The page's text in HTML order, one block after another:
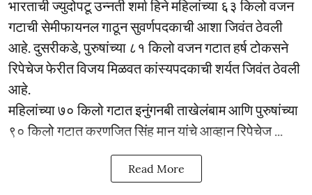
भारताची ज्युदोपटू उन्नती शर्मा हिने महिलांच्या ६३ किलो वजन
गटाची सेमीफायनल गाठून सुवर्णपदकाची आशा जिवंत ठेवली
आहे. दुसरीकडे, पुरुषांच्या ८१ किलो वजन गटात हर्ष टोकसने
रिपेचेज फेरीत विजय मिळवत कांस्यपदकाची शर्यत जिवंत ठेवली
आहे.
महिलांच्या ७० किलो गटात इनुंगनबी ताखेलंबाम आणि पुरुषांच्या
९० किलो गटात करणजित सिंह मान यांचे आव्हान रिपेचेज ...
Read More